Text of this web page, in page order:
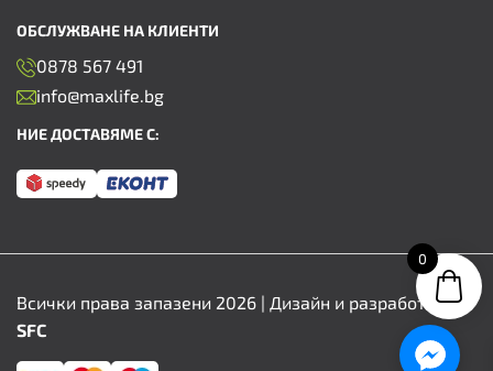
ОБСЛУЖВАНЕ НА КЛИЕНТИ
0878 567 491
info@maxlife.bg
НИЕ ДОСТАВЯМЕ С:
Всички права запазени 2026 | Дизайн и разработка от
SFC
0